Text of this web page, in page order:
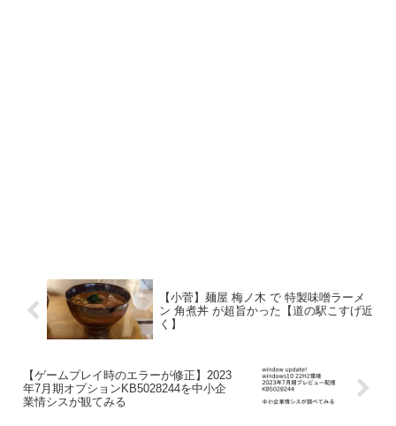
【小菅】麺屋 梅ノ木 で 特製味噌ラーメ
ン 角煮丼 が超旨かった【道の駅こすげ近
く】
【ゲームプレイ時のエラーが修正】2023
年7月期オプションKB5028244を中小企
業情シスが観てみる